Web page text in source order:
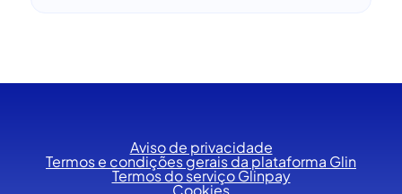
Aviso de privacidade
Termos e condições gerais da plataforma Glin
Termos do serviço Glinpay
Cookies